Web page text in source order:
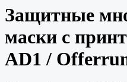
Защитные
маски с
AD1 /